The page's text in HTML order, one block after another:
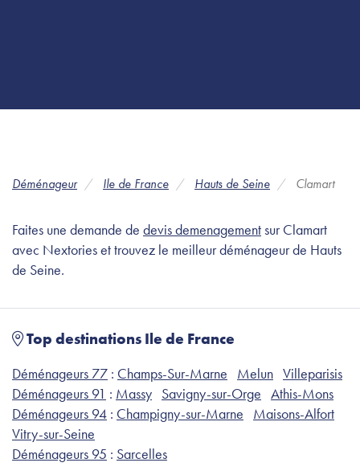
Déménageur Ile de France Hauts de Seine Clamart
Faites une demande de devis demenagementsur Clamart
avec Nextories et trouvez le meilleur déménageur de Hauts
de Seine.
Top destinations Ile de France
Déménageurs 77 : Champs-Sur-Marne Melun Villeparisis
Déménageurs 91 : Massy Savigny-sur-Orge Athis-Mons
Déménageurs 94 : Champigny-sur-Marne
Maisons-Alfort
Vitry-sur-Seine
Déménageurs 95 : Sarcelles